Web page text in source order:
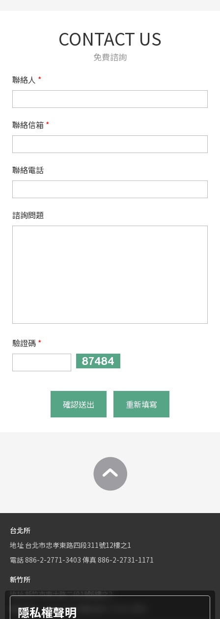
CONTACT US
免費諮詢
聯絡人 *
聯絡信箱 *
聯絡電話
諮詢問題
驗證碼 *
確認送出 重新填寫
台北所
地址 台北市忠孝東路四段311號12樓之1
電話886-2-2771-3403 傳真 886-2-2731-1171
新竹所
地址新竹市東大路二段1號6樓之2
電話886-3-534-9161
隱私權聲明